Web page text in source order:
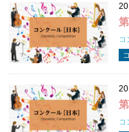
コ
コ